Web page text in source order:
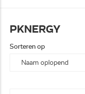
PKNERGY
Sorteren op